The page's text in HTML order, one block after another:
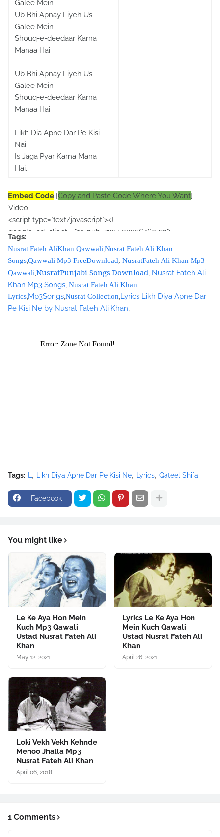
Galee Mein
Ub Bhi Apnay Liyeh Us
Galee Mein
Shouq-e-deedaar Karna
Manaa Hai
Ub Bhi Apnay Liyeh Us
Galee Mein
Shouq-e-deedaar Karna
Manaa Hai
Likh Dia Apne Dar Pe Kisi
Nai
Is Jaga Pyar Karna Mana
Hai...
Embed Code [Copy and Paste Code Where You Want]
Video
<script type="text/javascript"><!--
google_ad_client = "ca-pub-7105599396460731";
/* Nusrat Banner */
google_ad_slot = "1942697416";
google_ad_width = 468;
google_ad_height = 60;
</script>
Tags:
Nusrat Fateh AliKhan Qawwali,Nusrat Fateh Ali Khan
Songs,Qawwali Mp3 FreeDownload, NusratFateh Ali Khan Mp3
Qawwali,NusratPunjabi Songs Download, Nusrat Fateh Ali
Khan Mp3 Songs, Nusrat Fateh Ali Khan
Lyrics,Mp3Songs,Nusrat Collection,Lyrics Likh Diya Apne Dar
Pe Kisi Ne by Nusrat Fateh Ali Khan,
Tags: Likh Diya Apne Dar Pe Kisi Ne Lyrics Qateel Shifai
Facebook
You might like
Le Ke Aya Hon Mein
Kuch Mp3 Qawali
Ustad Nusrat Fateh Ali
Khan
May 12, 2021
Lyrics Le Ke Aya Hon
Mein Kuch Qawali
Ustad Nusrat Fateh Ali
Khan
April 26, 2021
Loki Vekh Vekh Kehnde
Menoo Jhalla Mp3
Nusrat Fateh Ali Khan
April 06, 2018
1 Comments